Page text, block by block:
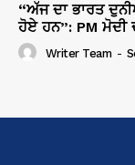
“ਅੱਜ ਦਾ ਭਾਰਤ
ਹੋਏ ਹਨ”: PM ਮੋਦੀ
Writer Team -